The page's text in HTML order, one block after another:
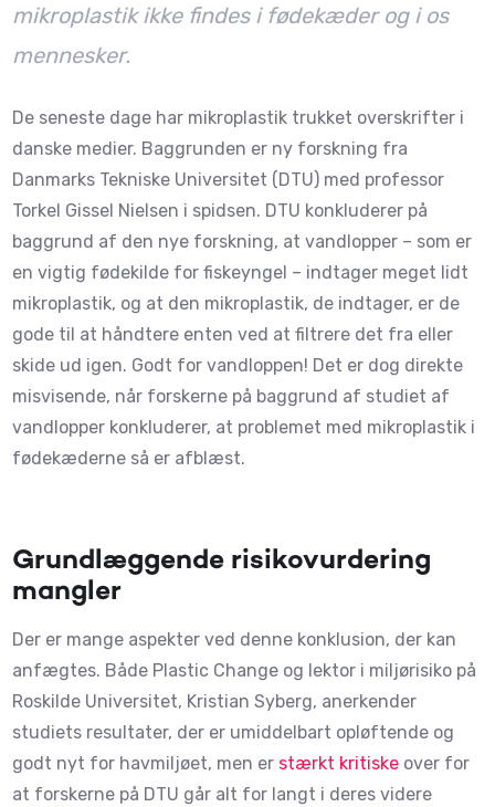
mikroplastik ikke findes i fødekæder og i os
mennesker.
De seneste dage har mikroplastik trukket overskrifter i
danske medier. Baggrunden er ny forskning fra
Danmarks Tekniske Universitet (DTU) med professor
Torkel Gissel Nielsen i spidsen. DTU konkluderer på
baggrund af den nye forskning, at vandlopper – som er
en vigtig fødekilde for fiskeyngel – indtager meget lidt
mikroplastik, og at den mikroplastik, de indtager, er de
gode til at håndtere enten ved at filtrere det fra eller
skide ud igen. Godt for vandloppen! Det er dog direkte
misvisende, når forskerne på baggrund af studiet af
vandlopper konkluderer, at problemet med mikroplastik i
fødekæderne så er afblæst.
Grundlæggende risikovurdering
mangler
Der er mange aspekter ved denne konklusion, der kan
anfægtes. Både Plastic Change og lektor i miljørisiko på
Roskilde Universitet, Kristian Syberg, anerkender
studiets resultater, der er umiddelbart opløftende og
godt nyt for havmiljøet, men er stærkt kritiske over for
at forskerne på DTU går alt for langt i deres videre